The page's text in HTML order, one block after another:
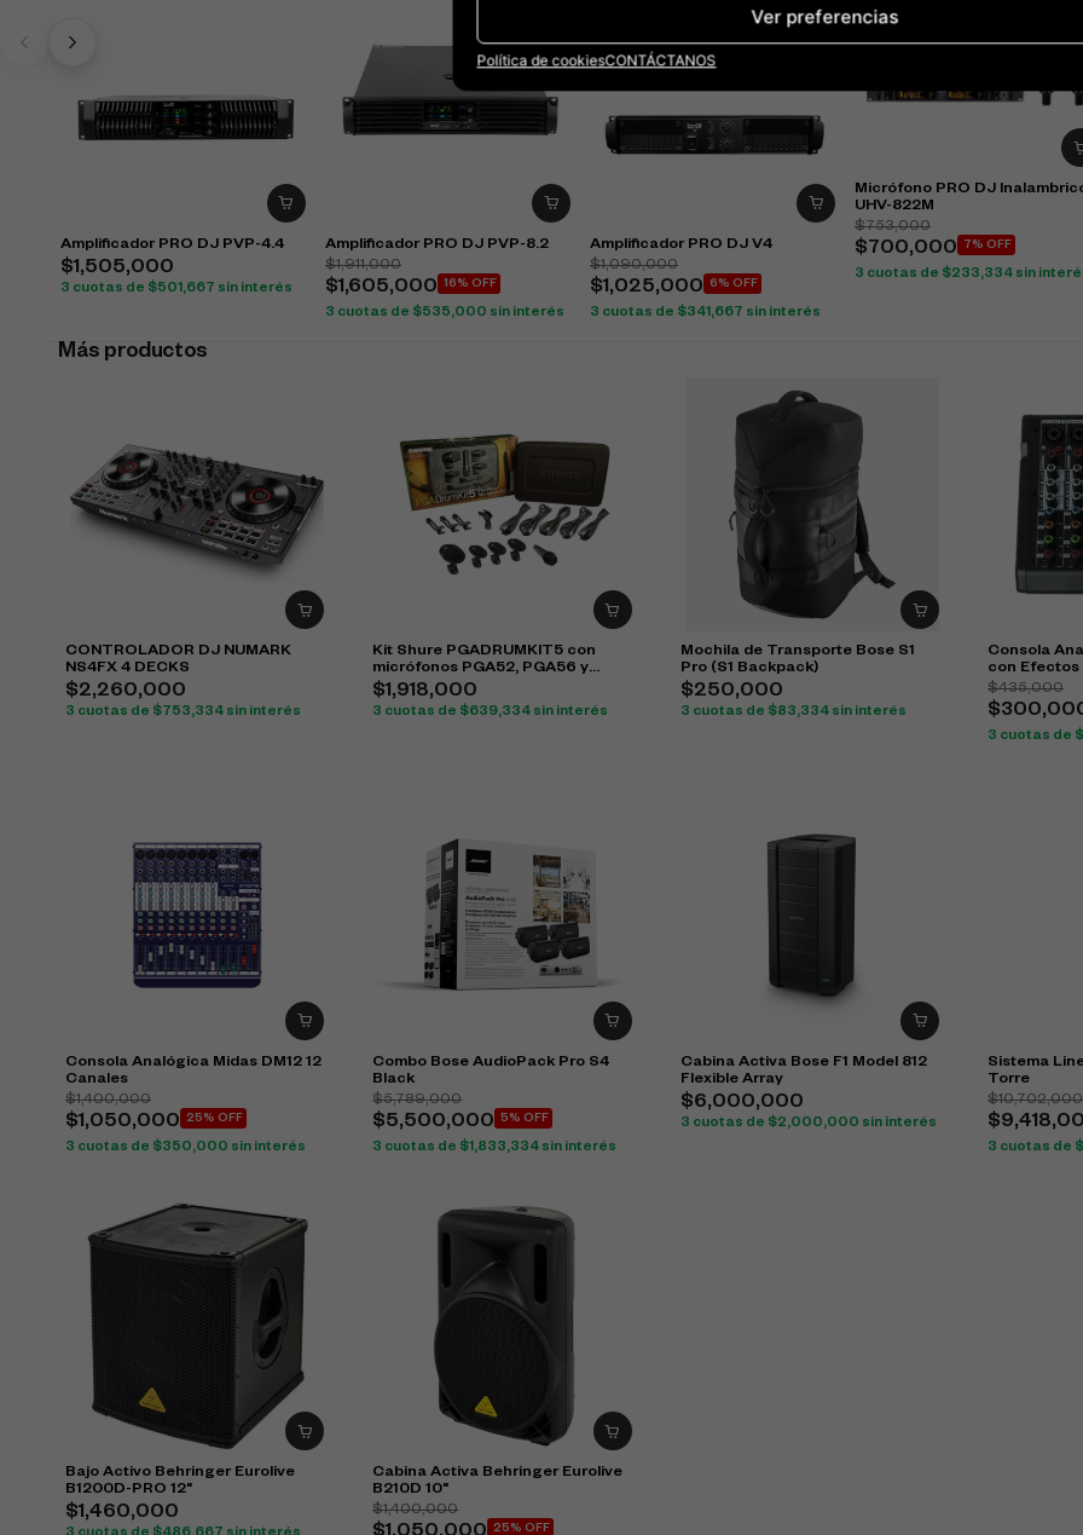
Ver preferencias
Política de cookiesCONTÁCTANOS
Amplificador PRO DJ PVP-4.4
$1,505,000
3 cuotas de $501,667 sin interés
Amplificador PRO DJ PVP-8.2
$1,911,000
$1,605,000 16% OFF
3 cuotas de $535,000 sin interés
Amplificador PRO DJ V4
$1,090,000
$1,025,000 6% OFF
3 cuotas de $341,667 sin interés
Micrófono PRO DJ
UHV-822M
$753,000
$ 700,000 7% OFF
3 cuotas de $233,334 sin
Más productos
CONTROLADOR DJ NUMARK
NS4FX 4 DECKS
$2,260,000
3 cuotas de $ 753,334 sin interés
Kit Shure PGADRUMKIT5 con
micrófonos PGA52, PGA56 y
PGA57 para batería
$1,918,000
3 cuotas de $639,334 sin interés
Mochila de Transporte Bose S1
Pro (S1 Backpack)
$250,000
3 cuotas de $83,334sin interés
Consola
con Efectos
$435,000
$
3 cuotas de $
Consola Analógica Midas DM12 12
Canales
$1,400,000
$1,050,000 25% OFF
3 cuotas de $350,000 sin interés
Combo Bose AudioPack Pro S4
Black
$5,789,000
$5,500,000 5% OFF
3 cuotas de $1,833,334 sin interés
Cabina Activa Bose F1 Model 812
Flexible Array
$6,000,000
3 cuotas de $2,000,000 sin interés
Sistema
Torre
$10,702,000
$
3 cuotas de $
Bajo Activo Behringer Eurolive
B1200D-PRO 12"
$1,460,000
Cabina Activa Behringer Eurolive
B210D 10"
$1,400,000
25% OFF